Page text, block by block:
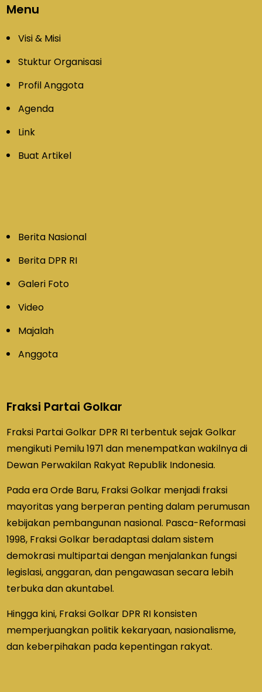
Menu
Visi & Misi
Stuktur Organisasi
Profil Anggota
Agenda
Link
Buat Artikel
Berita Nasional
Berita DPR RI
Galeri Foto
Video
Majalah
Anggota
Fraksi Partai Golkar
Fraksi Partai Golkar DPR RI terbentuk sejak Golkar
mengikuti Pemilu 1971 dan menempatkan wakilnya di
Dewan Perwakilan Rakyat Republik Indonesia.
Pada era Orde Baru, Fraksi Golkar menjadi fraksi
mayoritas yang berperan penting dalam perumusan
kebijakan pembangunan nasional. Pasca-Reformasi
1998, Fraksi Golkar beradaptasi dalam sistem
demokrasi multipartai dengan menjalankan fungsi
legislasi, anggaran, dan pengawasan secara lebih
terbuka dan akuntabel.
Hingga kini, Fraksi Golkar DPR RI konsisten
memperjuangkan politik kekaryaan, nasionalisme,
dan keberpihakan pada kepentingan rakyat.